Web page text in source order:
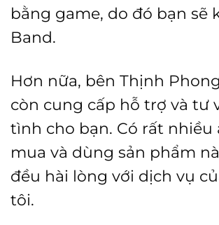
bằng game, do đó bạn sẽ
Band.
Hơn nữa, bên Thịnh
còn cung cấp hỗ trợ và tư
tình cho bạn. Có rất nhiều
mua và dùng sản phẩm
đều hài lòng với dịch vụ
tôi.